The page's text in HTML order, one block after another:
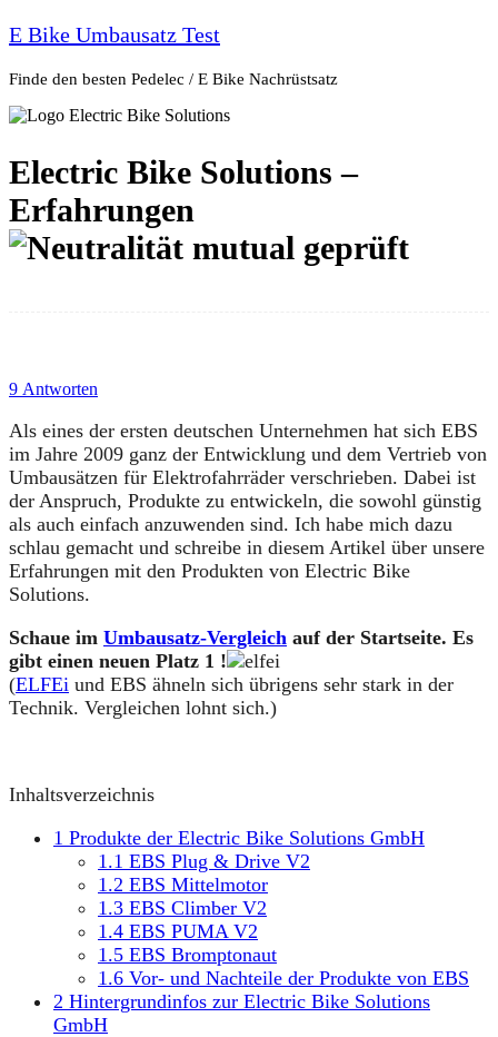
E Bike Umbausatz Test
Finde den besten Pedelec / E Bike Nachrüstsatz
Electric Bike Solutions –
Erfahrungen
9 Antworten
Als eines der ersten deutschen Unternehmen hat sich EBS
im Jahre 2009 ganz der Entwicklung und dem Vertrieb von
Umbausätzen für Elektrofahrräder verschrieben. Dabei ist
der Anspruch, Produkte zu entwickeln, die sowohl günstig
als auch einfach anzuwenden sind. Ich habe mich dazu
schlau gemacht und schreibe in diesem Artikel über unsere
Erfahrungen mit den Produkten von Electric Bike
Solutions.
Schaue im Umbausatz-Vergleich auf der Startseite. Es
gibt einen neuen Platz 1 !
(ELFEi und EBS ähneln sich übrigens sehr stark in der
Technik. Vergleichen lohnt sich.)
Inhaltsverzeichnis
1 Produkte der Electric Bike Solutions GmbH
1.1 EBS Plug & Drive V2
1.2 EBS Mittelmotor
1.3 EBS Climber V2
1.4 EBS PUMA V2
1.5 EBS Bromptonaut
1.6 Vor- und Nachteile der Produkte von EBS
2 Hintergrundinfos zur Electric Bike Solutions
GmbH